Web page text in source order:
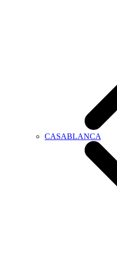
CASABLANCA